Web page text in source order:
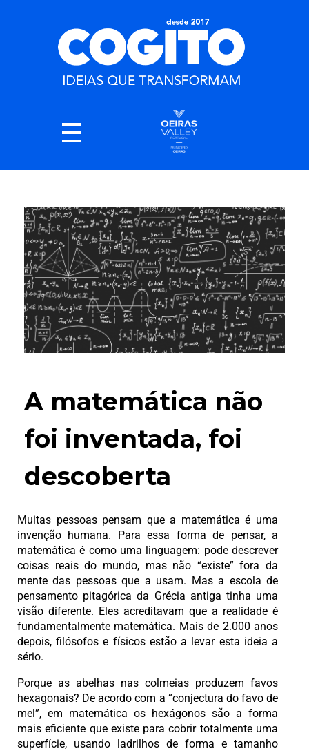
A matemática não
foi inventada, foi
descoberta
Muitas pessoas pensam que a matemática é uma
invenção humana. Para essa forma de pensar, a
matemática é como uma linguagem: pode descrever
coisas reais do mundo, mas não “existe” fora da
mente das pessoas que a usam. Mas a escola de
pensamento pitagórica da Grécia antiga tinha uma
visão diferente. Eles acreditavam que a realidade é
fundamentalmente matemática. Mais de 2.000 anos
depois, filósofos e físicos estão a levar esta ideia a
sério.
Porque as abelhas nas colmeias produzem favos
hexagonais? De acordo com a “conjectura do favo de
mel”, em matemática os hexágonos são a forma
mais eficiente que existe para cobrir totalmente uma
superfície, usando ladrilhos de forma e tamanho